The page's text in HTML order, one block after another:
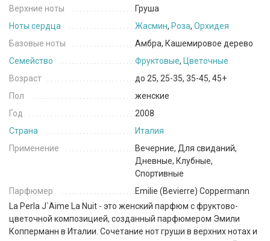
Верхние ноты
Груша
Ноты сердца
Жасмин, Роза, Орхидея
Базовые ноты
Амбра, Кашемировое дерево
Семейство
Фруктовые, Цветочные
Возраст
до 25, 25-35, 35-45, 45+
Пол
женские
Год
2008
Страна
Италия
Применение
Вечерние, Для свиданий,
Дневные, Клубные,
Спортивные
Парфюмер
Emilie (Bevierre) Coppermann
La Perla J`Aime La Nuit - это женский парфюм с фруктово-
цветочной композицией, созданный парфюмером Эмили
Копперманн в Италии. Сочетание нот груши в верхних нотах и